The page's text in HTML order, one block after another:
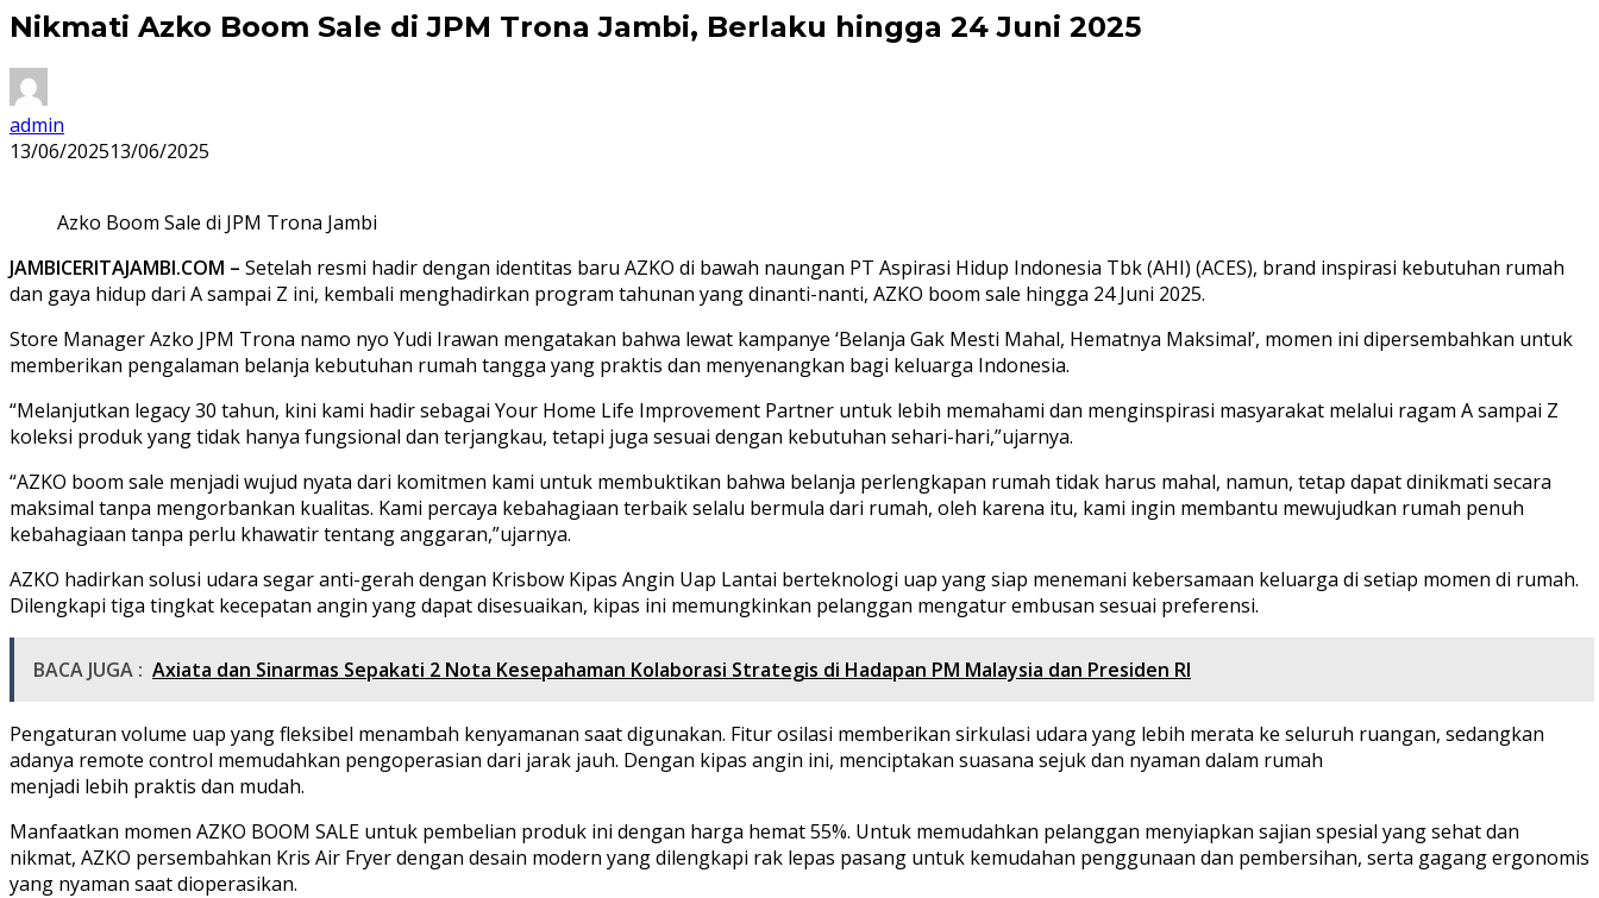
Nikmati Azko Boom Sale di JPM Trona Jambi, Berlaku hingga 24 Juni 2025
admin
13/06/202513/06/2025
Azko Boom Sale di JPM Trona Jambi
JAMBICERITAJAMBI.COM – Setelah resmi hadir dengan identitas baru AZKO di bawah naungan PT Aspirasi Hidup Indonesia Tbk (AHI) (ACES), brand inspirasi kebutuhan rumah
dan gaya hidup dari A sampai Z ini, kembali menghadirkan program tahunan yang dinanti-nanti, AZKO boom sale hingga 24 Juni 2025.
Store Manager Azko JPM Trona namo nyo Yudi Irawan mengatakan bahwa lewat kampanye ‘Belanja Gak Mesti Mahal, Hematnya Maksimal’, momen ini dipersembahkan untuk
memberikan pengalaman belanja kebutuhan rumah tangga yang praktis dan menyenangkan bagi keluarga Indonesia.
“Melanjutkan legacy 30 tahun, kini kami hadir sebagai Your Home Life Improvement Partner untuk lebih memahami dan menginspirasi masyarakat melalui ragam A sampai Z
koleksi produk yang tidak hanya fungsional dan terjangkau, tetapi juga sesuai dengan kebutuhan sehari-hari,”ujarnya.
“AZKO boom sale menjadi wujud nyata dari komitmen kami untuk membuktikan bahwa belanja perlengkapan rumah tidak harus mahal, namun, tetap dapat dinikmati secara
maksimal tanpa mengorbankan kualitas. Kami percaya kebahagiaan terbaik selalu bermula dari rumah, oleh karena itu, kami ingin membantu mewujudkan rumah penuh
kebahagiaan tanpa perlu khawatir tentang anggaran,”ujarnya.
AZKO hadirkan solusi udara segar anti-gerah dengan Krisbow Kipas Angin Uap Lantai berteknologi uap yang siap menemani kebersamaan keluarga di setiap momen di rumah.
Dilengkapi tiga tingkat kecepatan angin yang dapat disesuaikan, kipas ini memungkinkan pelanggan mengatur embusan sesuai preferensi.
BACA JUGA : Axiata dan Sinarmas Sepakati 2 Nota Kesepahaman Kolaborasi Strategis di Hadapan PM Malaysia dan Presiden RI
Pengaturan volume uap yang fleksibel menambah kenyamanan saat digunakan. Fitur osilasi memberikan sirkulasi udara yang lebih merata ke seluruh ruangan, sedangkan
adanya remote control memudahkan pengoperasian dari jarak jauh. Dengan kipas angin ini, menciptakan suasana sejuk dan nyaman dalam rumah
menjadi lebih praktis dan mudah.
Manfaatkan momen AZKO BOOM SALE untuk pembelian produk ini dengan harga hemat 55%. Untuk memudahkan pelanggan menyiapkan sajian spesial yang sehat dan
nikmat, AZKO persembahkan Kris Air Fryer dengan desain modern yang dilengkapi rak lepas pasang untuk kemudahan penggunaan dan pembersihan, serta gagang ergonomis
yang nyaman saat dioperasikan.